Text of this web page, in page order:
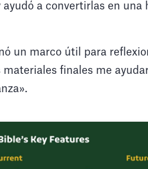
ayudó a convertirlas en
un marco útil para
materiales finales me